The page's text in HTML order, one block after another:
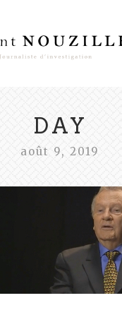
DAY
août 9, 2019